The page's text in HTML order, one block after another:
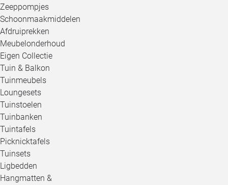
Zeeppompjes
Schoonmaakmiddelen
Afdruiprekken
Meubelonderhoud
Eigen Collectie
Tuin & Balkon
Tuinmeubels
Loungesets
Tuinstoelen
Tuinbanken
Tuintafels
Picknicktafels
Tuinsets
Ligbedden
Hangmatten &